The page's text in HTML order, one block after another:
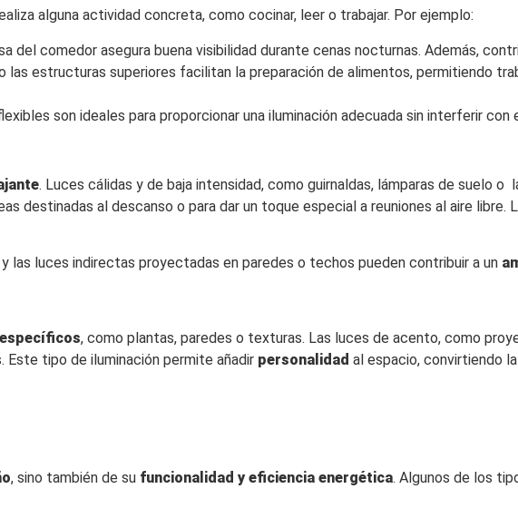
alguna actividad concreta, como cocinar, leer o trabajar. Por ejemplo:
del comedor asegura buena visibilidad durante cenas nocturnas. Además,
estructuras superiores facilitan la preparación de alimentos, permitiendo
son ideales para proporcionar una iluminación adecuada sin interferir
. Luces cálidas y de baja intensidad, como guirnaldas, lámparas de suelo
destinadas al descanso o para dar un toque especial a reuniones al aire libre.
las luces indirectas proyectadas en paredes o techos pueden contribuir a un
, como plantas, paredes o texturas. Las luces de acento, como
tipo de iluminación permite añadir personalidad al espacio, convirtiendo
, sino también de su funcionalidad y eficiencia energética. Algunos de los